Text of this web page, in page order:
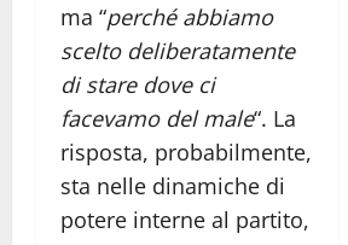
ma “perché abbiamo
scelto deliberatamente
di stare dove ci
facevamo del male“. La
risposta, probabilmente,
sta nelle dinamiche di
potere interne al partito,